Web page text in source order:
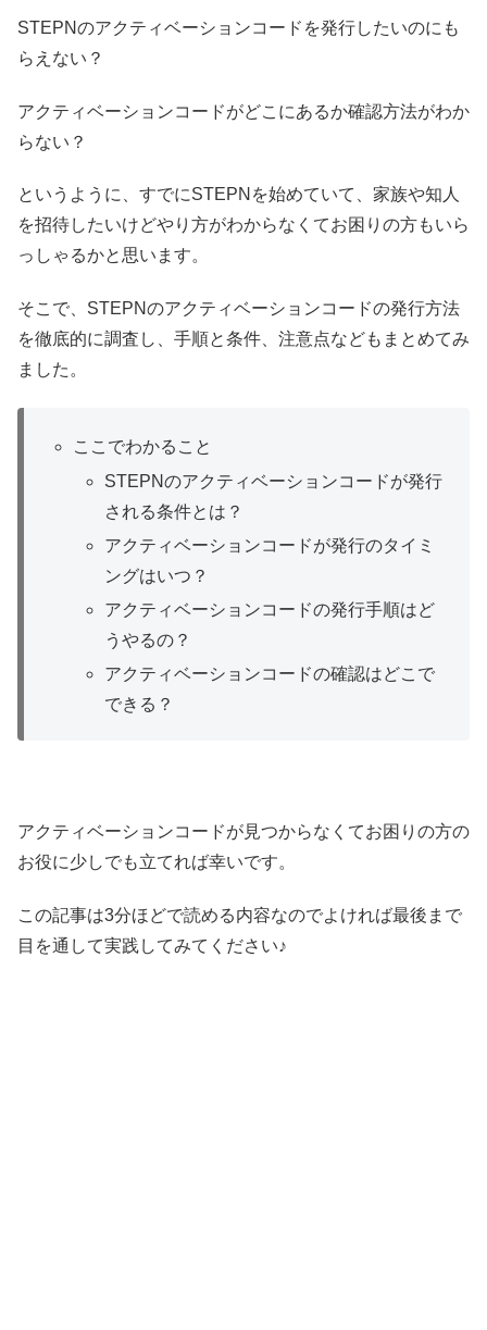
STEPNのアクティベーションコードを発行したいのにも
らえない？
アクティベーションコードがどこにあるか確認方法がわか
らない？
というように、すでにSTEPNを始めていて、家族や知人
を招待したいけどやり方がわからなくてお困りの方もいら
っしゃるかと思います。
そこで、STEPNのアクティベーションコードの発行方法
を徹底的に調査し、手順と条件、注意点などもまとめてみ
ました。
ここでわかること
STEPNのアクティベーションコードが発行
される条件とは？
アクティベーションコードが発行のタイミ
ングはいつ？
アクティベーションコードの発行手順はど
うやるの？
アクティベーションコードの確認はどこで
できる？
アクティベーションコードが見つからなくてお困りの方の
お役に少しでも立てれば幸いです。
この記事は3分ほどで読める内容なのでよければ最後まで
目を通して実践してみてください♪